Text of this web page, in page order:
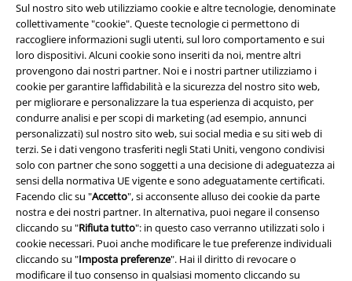
Sul nostro sito web utilizziamo cookie e altre tecnologie, denominate
collettivamente "cookie". Queste tecnologie ci permettono di
raccogliere informazioni sugli utenti, sul loro comportamento e sui
loro dispositivi. Alcuni cookie sono inseriti da noi, mentre altri
provengono dai nostri partner. Noi e i nostri partner utilizziamo i
cookie per garantire laffidabilità e la sicurezza del nostro sito web,
per migliorare e personalizzare la tua esperienza di acquisto, per
condurre analisi e per scopi di marketing (ad esempio, annunci
personalizzati) sul nostro sito web, sui social media e su siti web di
terzi. Se i dati vengono trasferiti negli Stati Uniti, vengono condivisi
solo con partner che sono soggetti a una decisione di adeguatezza ai
sensi della normativa UE vigente e sono adeguatamente certificati.
Facendo clic su "Accetto", si acconsente alluso dei cookie da parte
nostra e dei nostri partner. In alternativa, puoi negare il consenso
cliccando su "Rifiuta tutto": in questo caso verranno utilizzati solo i
cookie necessari. Puoi anche modificare le tue preferenze individuali
cliccando su "Imposta preferenze". Hai il diritto di revocare o
modificare il tuo consenso in qualsiasi momento cliccando su
Info legali
Termini & Condizioni
Redazione
Legge sulla Privacy
Smaltimento rifiuti e protezione dell’ambiente
Dichiarazione di Conformità